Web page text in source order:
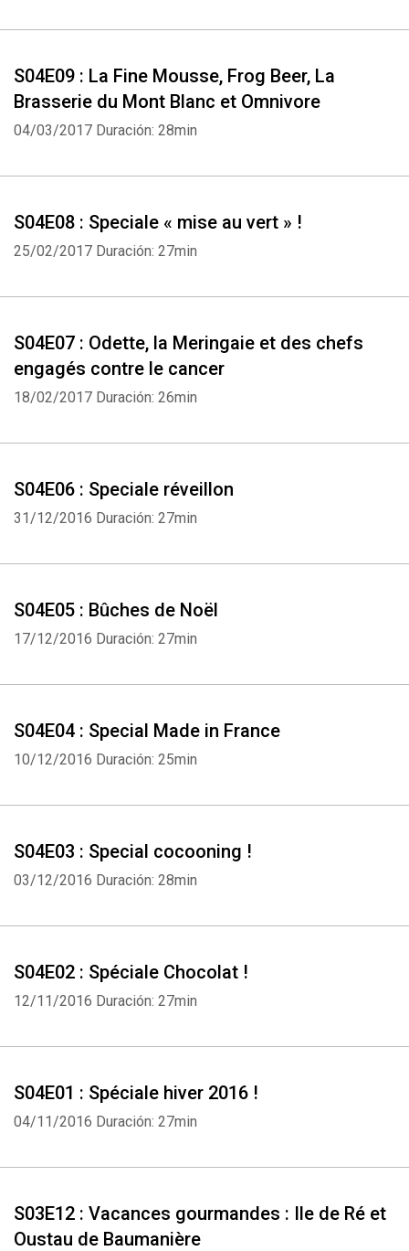
S04E09 : La Fine Mousse, Frog Beer, La
Brasserie du Mont Blanc et Omnivore
04/03/2017 Duración: 28min
S04E08 : Speciale « mise au vert » !
25/02/2017 Duración: 27min
S04E07 : Odette, la Meringaie et des chefs
engagés contre le cancer
18/02/2017 Duración: 26min
S04E06 : Speciale réveillon
31/12/2016 Duración: 27min
S04E05 : Bûches de Noël
17/12/2016 Duración: 27min
S04E04 : Special Made in France
10/12/2016 Duración: 25min
S04E03 : Special cocooning !
03/12/2016 Duración: 28min
S04E02 : Spéciale Chocolat !
12/11/2016 Duración: 27min
S04E01 : Spéciale hiver 2016 !
04/11/2016 Duración: 27min
S03E12 : Vacances gourmandes : Ile de Ré et
Oustau de Baumanière
Whatsapp Facebook